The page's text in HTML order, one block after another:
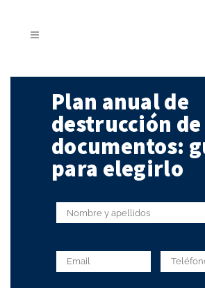
Plan anual de
destrucción de
documentos:
para elegirlo